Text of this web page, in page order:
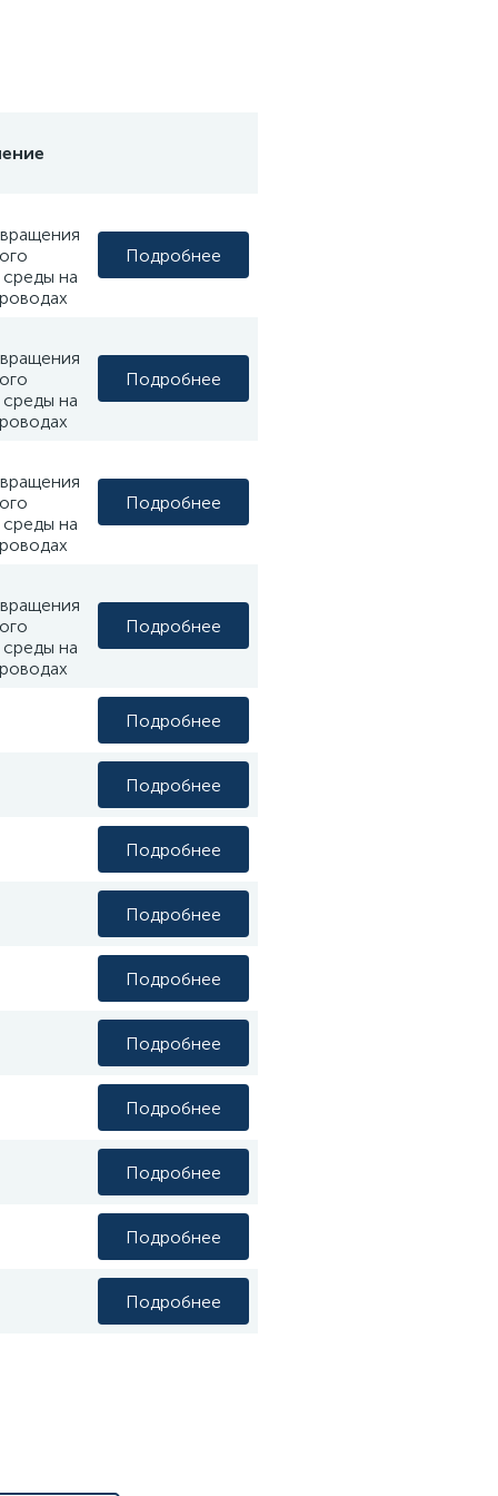
на
Подробнее
на
Подробнее
на
Подробнее
на
Подробнее
Подробнее
Подробнее
Подробнее
Подробнее
Подробнее
Подробнее
Подробнее
Подробнее
Подробнее
Подробнее